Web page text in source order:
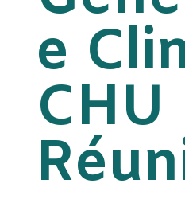
e
CHU